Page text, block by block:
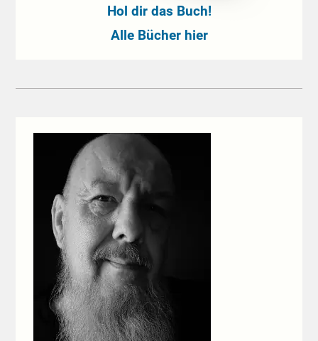
Hol dir das Buch!
Alle Bücher hier